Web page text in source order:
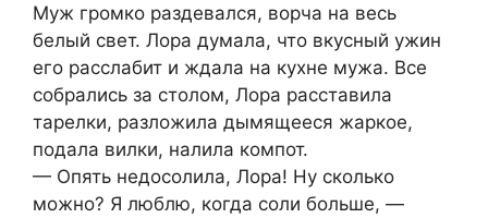
Муж громко раздевался, ворча на весь
белый свет. Лора думала, что вкусный ужин
его расслабит и ждала на кухне мужа. Все
собрались за столом, Лора расставила
тарелки, разложила дымящееся жаркое,
подала вилки, налила компот.
— Опять недосолила, Лора! Ну сколько
можно? Я люблю, когда соли больше, —